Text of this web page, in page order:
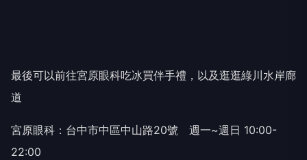
最後可以前往宮原眼科吃冰買伴手禮，以及逛逛綠川水岸廊
道
宮原眼科：台中市中區中山路20號 週一~週日 10:00-
22:00